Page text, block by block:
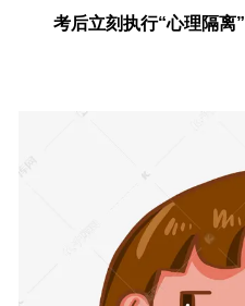
考后立刻执行“心理隔离”